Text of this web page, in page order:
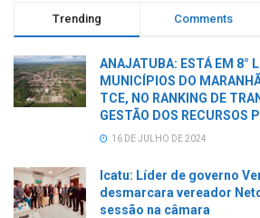
Trending Comments
ANAJATUBA: ESTÁ EM 8°
MUNICÍPIOS DO
TCE, NO RANKING DE
GESTÃO DOS RECURSOS
16 DE JULHO DE 2024
Icatu: Líder de governo
desmarcara vereador
sessão na câmara